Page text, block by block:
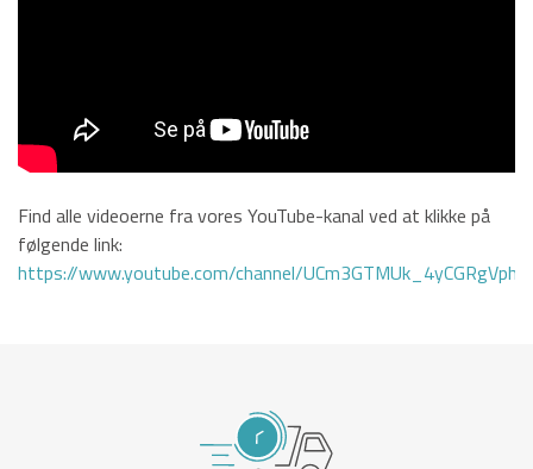
Find alle videoerne fra vores YouTube-kanal ved at klikke på
følgende link:
https://www.youtube.com/channel/